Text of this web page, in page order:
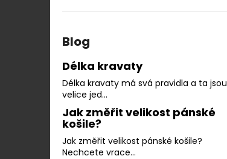
Blog
Délka kravaty
Délka kravaty má svá pravidla a ta jsou
velice jed...
Jak změřit velikost pánské
košile?
Jak změřit velikost pánské košile?
Nechcete vrace...